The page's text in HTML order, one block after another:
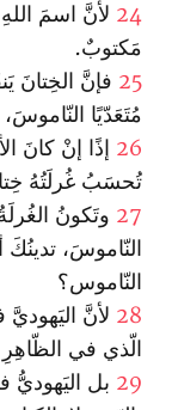
24 لأنَّ اسمَ
مَكتوبٌ.
25 فإنَّ الخِتانَ
مُتَعَدّيًا
26 إذًا إنْ كانَ
تُحسَبُ غُرلَتُهُ
27 وتَكونُ
النّاموسَ،
النّاموس؟
28 لأنَّ
الّذي في الظّاهِرِ
29 بل اليَهوديُّ